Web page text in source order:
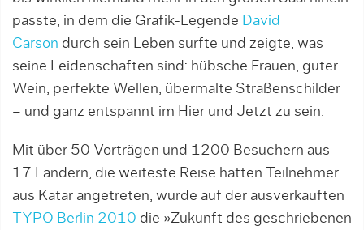
passte, in dem die Grafik-Legende David
Carson durch sein Leben surfte und zeigte, was
seine Leidenschaften sind: hübsche Frauen, guter
Wein, perfekte Wellen, übermalte Straßenschilder
– und ganz entspannt im Hier und Jetzt zu sein.
Mit über 50 Vorträgen und 1200 Besuchern aus
17 Ländern, die weiteste Reise hatten Teilnehmer
aus Katar angetreten, wurde auf der ausverkauften
TYPO Berlin 2010 die »Zukunft des geschriebenen